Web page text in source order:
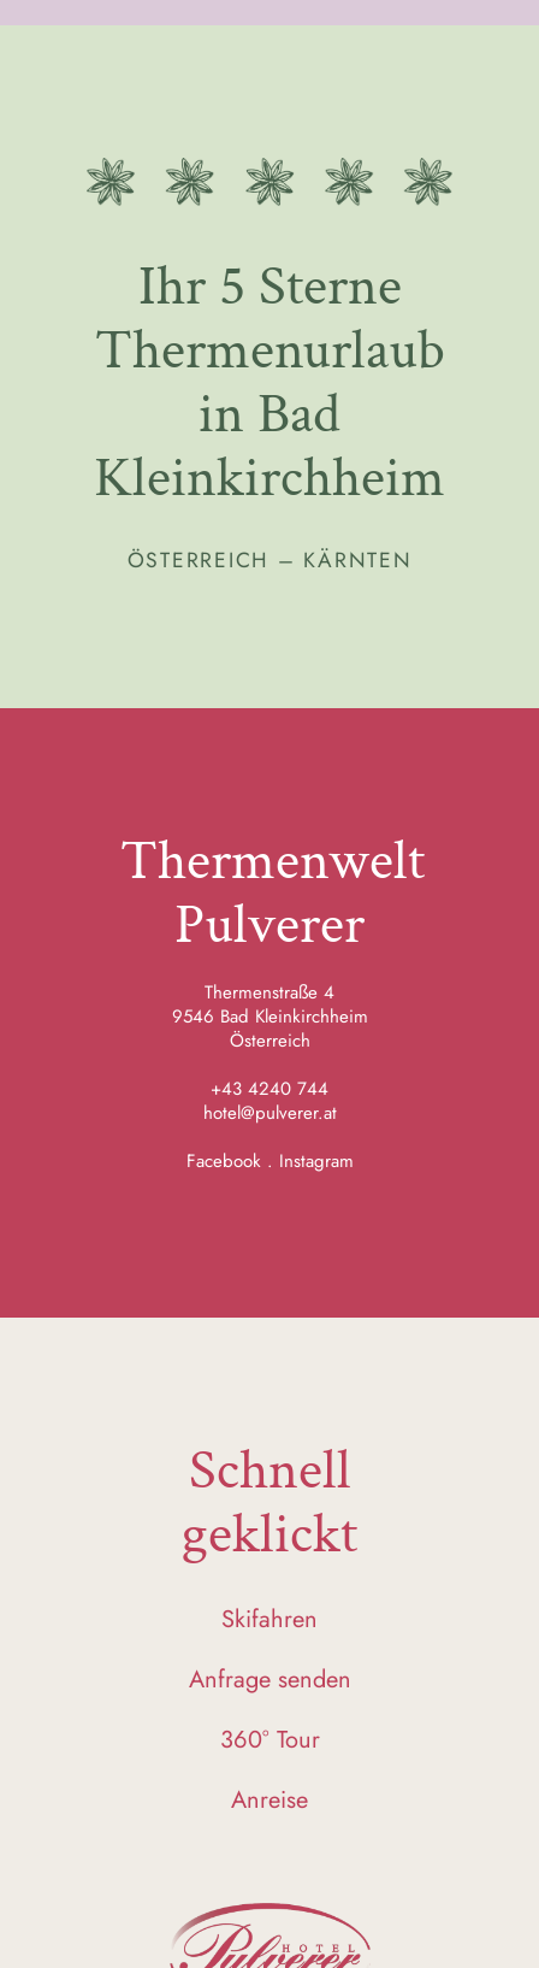
Ihr 5 Sterne
Thermenurlaub
in Bad
Kleinkirchheim
ÖSTERREICH – KÄRNTEN
Thermenwelt
Pulverer
Thermenstraße 4
9546 Bad Kleinkirchheim
Österreich
+43 4240 744
hotel@pulverer.at
Facebook. Instagram
Schnell
geklickt
Skifahren
Anfrage senden
360° Tour
Anreise